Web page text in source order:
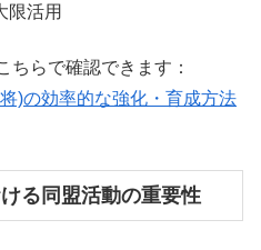
限活用
ちらで確認できます：
)の効率的な強化・育成方法
る同盟活動の重要性